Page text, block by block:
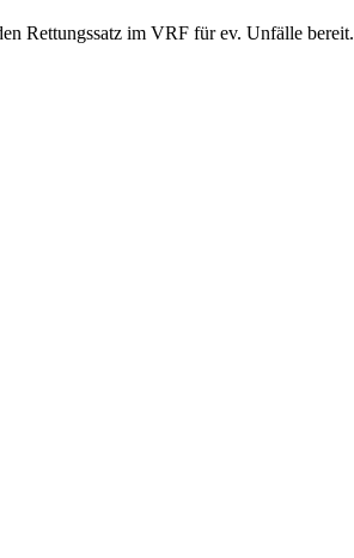
Rettungssatz im VRF für ev. Unfälle bereit.